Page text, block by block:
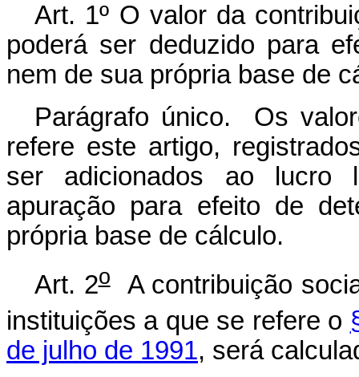
Art. 1º O valor da
poderá ser deduzido para
nem de sua própria base de
Parágrafo único. Os
refere este artigo,
ser adicionados ao lucro
apuração para efeito de
própria base de cálculo.
Art. 2oA contribuição
instituições a que se refere o
de julho de 1991, será